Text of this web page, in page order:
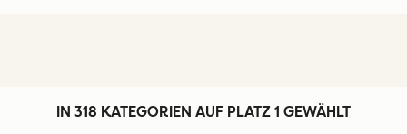
IN 318 KATEGORIEN AUF PLATZ 1 GEWÄHLT